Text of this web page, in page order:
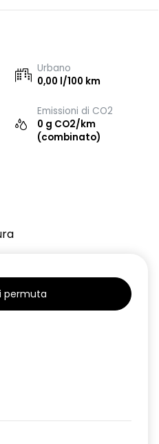
Urbano
0,00 l/100 km
Emissioni di CO2
0 g CO2/km
(combinato)
permuta